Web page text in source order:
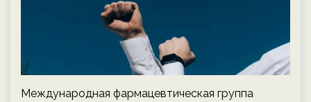
Международная фармацевтическая группа